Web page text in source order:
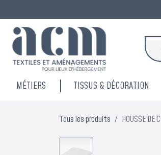
MÉTIERS TISSUS & DÉCORATION
Tous les produits HOUSSE DE